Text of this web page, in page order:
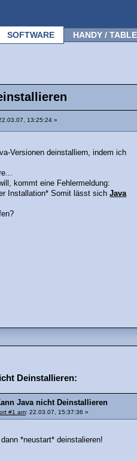
SOFTWARE HANDY /
13:25:24 »
Versionen deinstalliern, indem ich
kommt eine Fehlermeldung:
Installation* Somit lässt sichJava
Deinstallieren:
Java nicht Deinstallieren
#1 am: 22.03.07, 15:37:36 »
*neustart* deinstalieren!